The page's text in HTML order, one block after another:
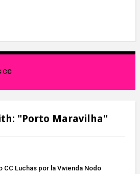
CC
"Porto Maravilha"
Luchas por la Vivienda Nodo